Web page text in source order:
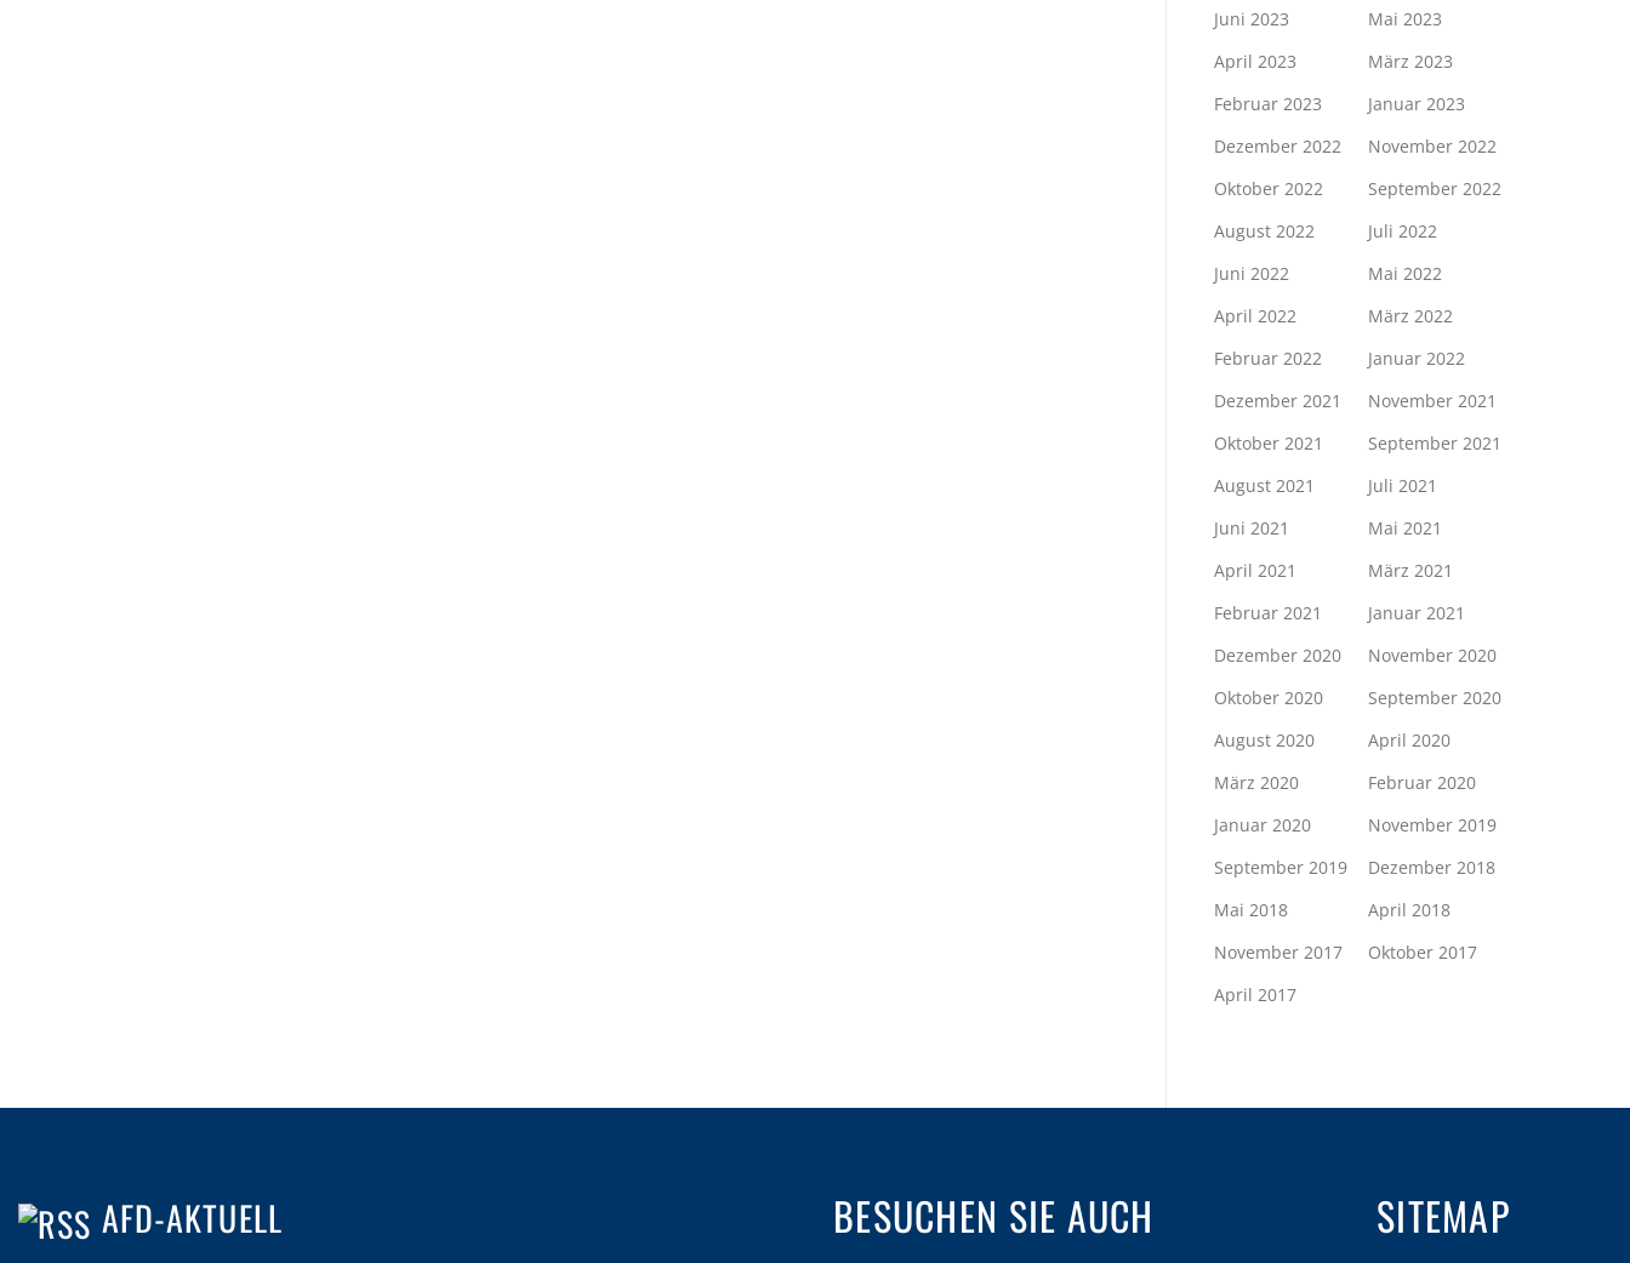
Juni 2023
Mai 2023
April 2023
März 2023
Februar 2023
Januar 2023
Dezember 2022
November 2022
Oktober 2022
September 2022
August 2022
Juli 2022
Juni 2022
Mai 2022
April 2022
März 2022
Februar 2022
Januar 2022
Dezember 2021
November 2021
Oktober 2021
September 2021
August 2021
Juli 2021
Juni 2021
Mai 2021
April 2021
März 2021
Februar 2021
Januar 2021
Dezember 2020
November 2020
Oktober 2020
September 2020
August 2020
April 2020
März 2020
Februar 2020
Januar 2020
November 2019
September 2019
Dezember 2018
Mai 2018
April 2018
November 2017
Oktober 2017
April 2017
AFD-AKTUELL BESUCHEN SIE AUCH SITEMAP